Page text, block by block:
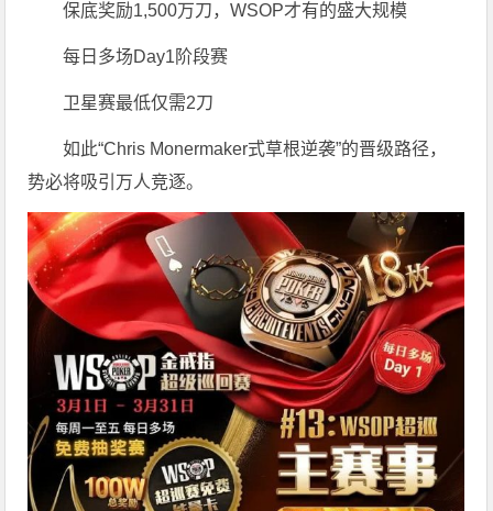
保底奖励1,500万刀，WSOP才有的盛大规模
每日多场Day1阶段赛
卫星赛最低仅需2刀
如此“Chris Monermaker式草根逆袭”的晋级路径，
势必将吸引万人竞逐。